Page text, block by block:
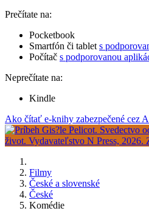
Prečítate na:
Pocketbook
Smartfón či tablet s
Počítač s podporovanou
Neprečítate na:
Kindle
Ako čítať e-knihy zabezpečené cez
Filmy
České a slovenské
České
Komédie